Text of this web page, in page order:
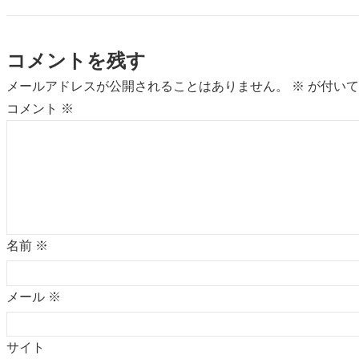
コメントを残す
メールアドレスが公開されることはありません。 ※ が付い
コメント ※
名前 ※
メール ※
サイト